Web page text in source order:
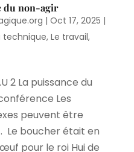
du non-agir
| Oct 17, 2025 |
technique, Le travail,
2 La puissance du
Les
peuvent être
Le boucher était en
pour le roi Hui de